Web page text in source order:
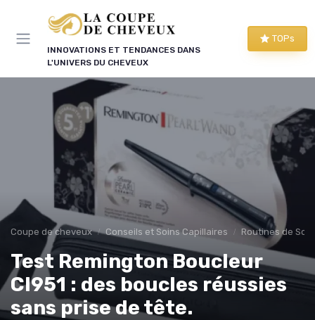
INNOVATIONS ET TENDANCES DANS
L'UNIVERS DU CHEVEUX
TOPs
Coupe de cheveux Conseils et Soins Capillaires Routines de
Test Remington Boucleur
CI951 : des boucles réussies
sans prise de tête.